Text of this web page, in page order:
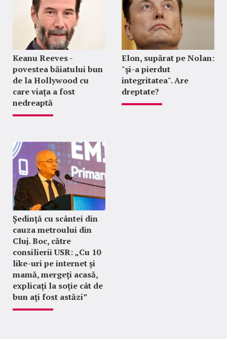
Keanu Reeves -
povestea băiatului bun
de la Hollywood cu
care viața a fost
nedreaptă
Elon, supărat pe Nolan:
"şi-a pierdut
integritatea". Are
dreptate?
Ședință cu scântei din
cauza metroului din
Cluj. Boc, către
consilierii USR: „Cu 10
like-uri pe internet și
mamă, mergeți acasă,
explicați la soție cât de
bun ați fost astăzi”